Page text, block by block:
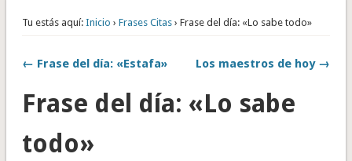
Tu estás aquí: Inicio › Frases Citas› Frase del día: «Lo sabe todo»
← Frase del día: «Estafa» Los maestros de hoy →
Frase del día: «Lo sabe
todo»